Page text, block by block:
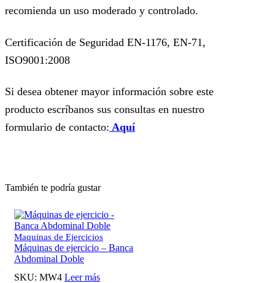
recomienda un uso moderado y controlado.
Certificación de Seguridad EN-1176, EN-71,
ISO9001:2008
Si desea obtener mayor información sobre este
producto escríbanos sus consultas en nuestro
formulario de contacto: Aquí
También te podría gustar
Maquinas de Ejercicios
Máquinas de ejercicio – Banca
Abdominal Doble
SKU: MW4 Leer más